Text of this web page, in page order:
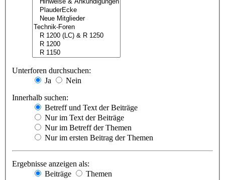
Unterforen durchsuchen:
Ja
Nein
Innerhalb suchen:
Betreff und Text der Beiträge
Nur im Text der Beiträge
Nur im Betreff der Themen
Nur im ersten Beitrag der Themen
Ergebnisse anzeigen als:
Beiträge
Themen